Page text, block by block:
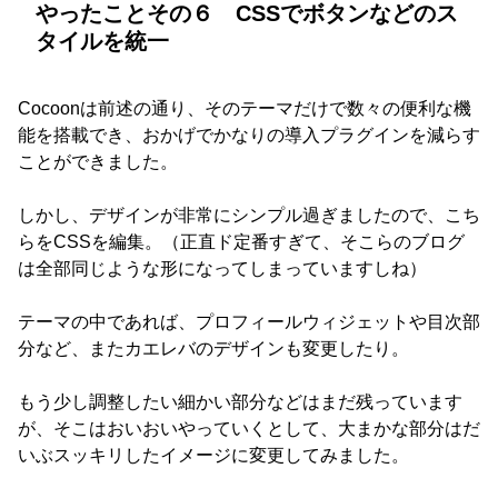
やったことその６ CSSでボタンなどのス
タイルを統一
Cocoonは前述の通り、そのテーマだけで数々の便利な機
能を搭載でき、おかげでかなりの導入プラグインを減らす
ことができました。
しかし、デザインが非常にシンプル過ぎましたので、こち
らをCSSを編集。（正直ド定番すぎて、そこらのブログ
は全部同じような形になってしまっていますしね）
テーマの中であれば、プロフィールウィジェットや目次部
分など、またカエレバのデザインも変更したり。
もう少し調整したい細かい部分などはまだ残っています
が、そこはおいおいやっていくとして、大まかな部分はだ
いぶスッキリしたイメージに変更してみました。